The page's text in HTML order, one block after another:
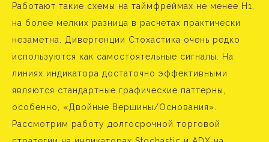
Работают такие схемы на таймфреймах не менее H1,
на более мелких разница в расчетах практически
незаметна. Дивергенции Стохастика очень редко
используются как самостоятельные сигналы. На
линиях индикатора достаточно эффективными
являются стандартные графические паттерны,
особенно, «Двойные Вершины/Основания».
Рассмотрим работу долгосрочной торговой